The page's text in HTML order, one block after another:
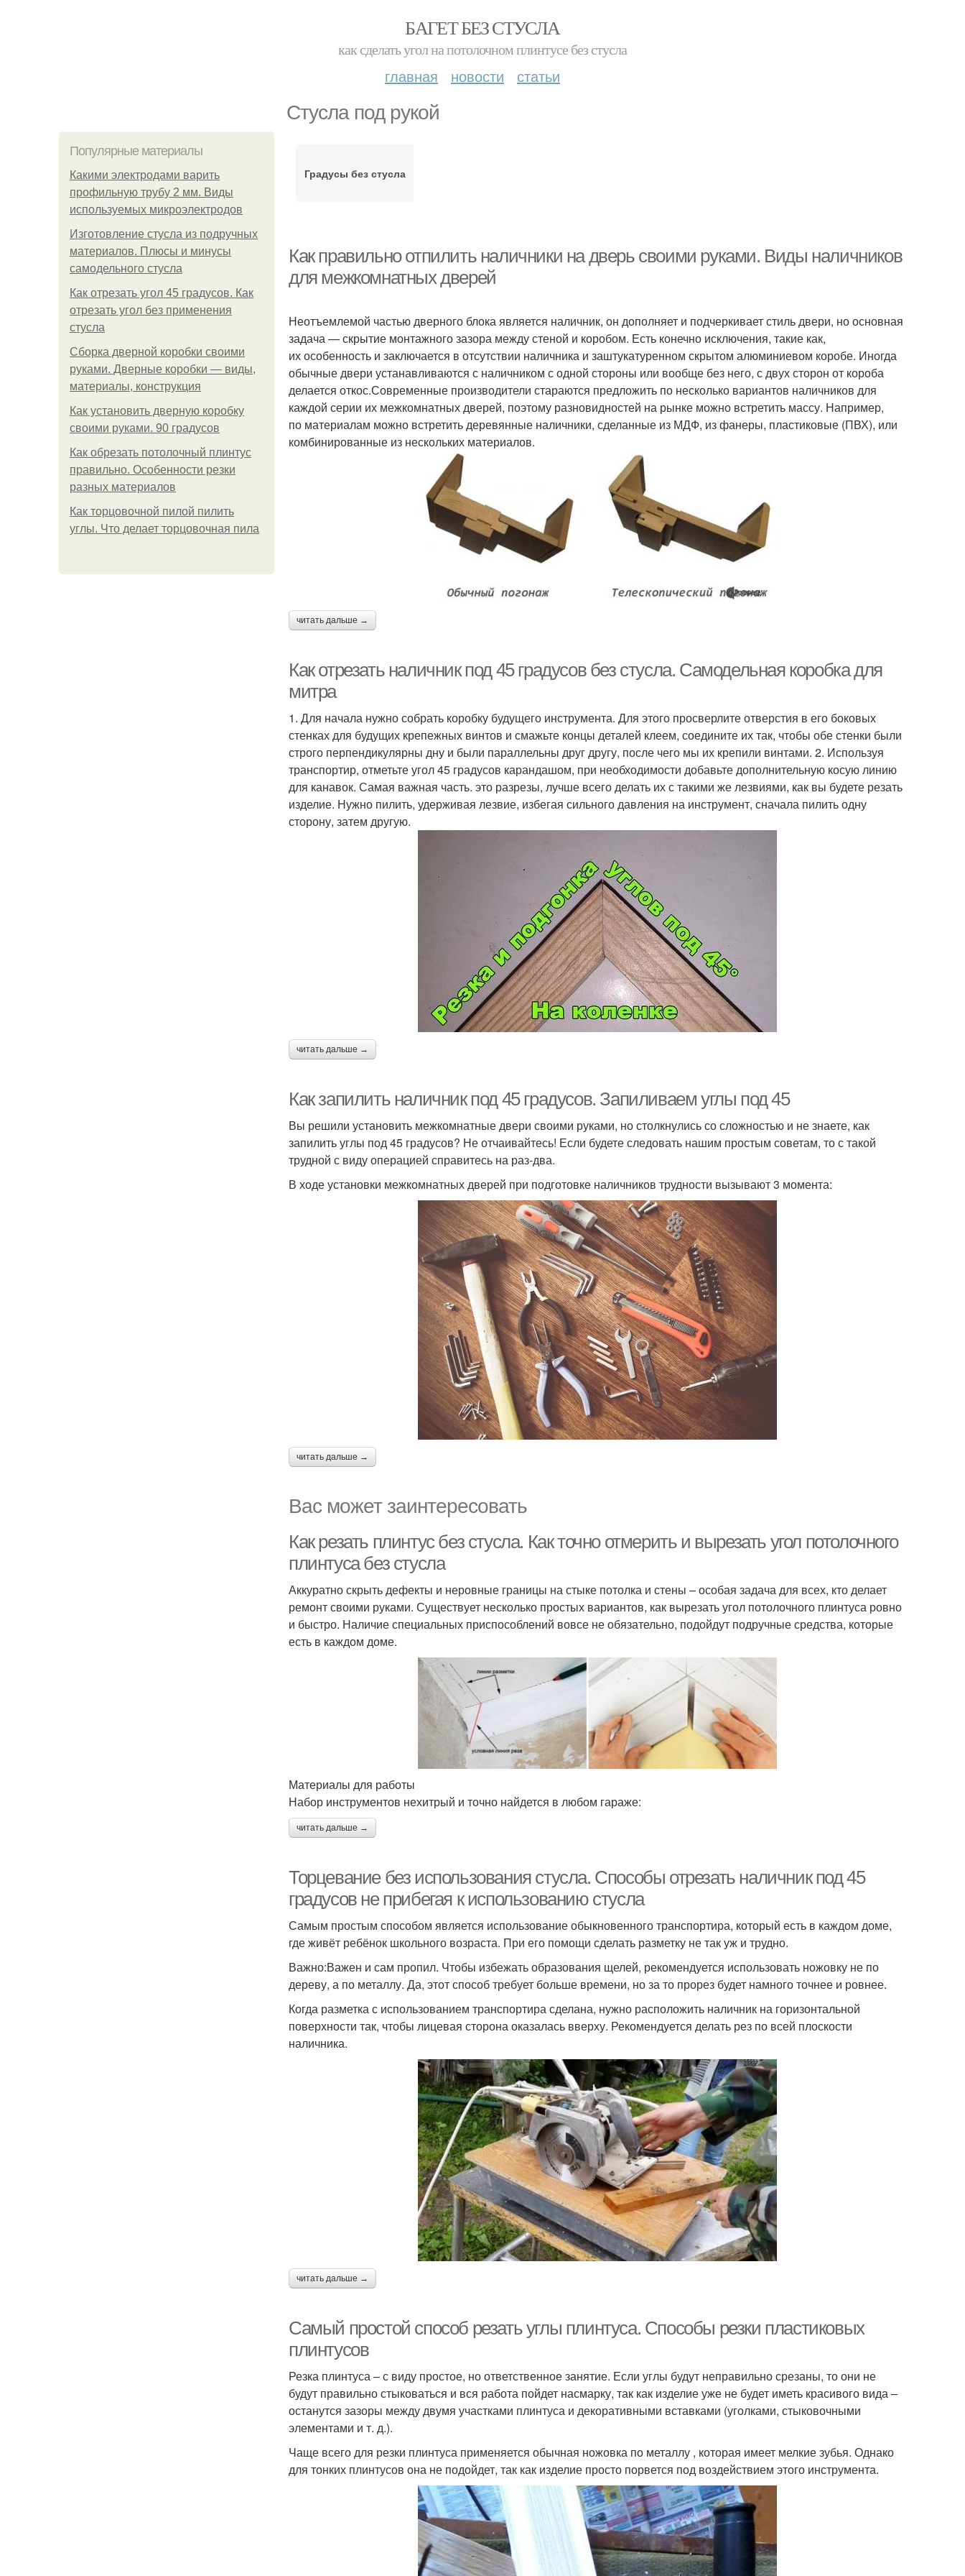
БАГЕТ БЕЗ СТУСЛА
как сделать угол на потолочном плинтусе без стусла
главная новости статьи
Стусла под рукой
Популярные материалы
Какими электродами варить
профильную трубу 2 мм. Виды
используемых микроэлектродов
Изготовление стусла из подручных
материалов. Плюсы и минусы
самодельного стусла
Как отрезать угол 45 градусов. Как
отрезать угол без применения
стусла
Сборка дверной коробки своими
руками. Дверные коробки — виды,
материалы, конструкция
Как установить дверную коробку
своими руками. 90 градусов
Как обрезать потолочный плинтус
правильно. Особенности резки
разных материалов
Как торцовочной пилой пилить
углы. Что делает торцовочная пила
Градусы без стусла
Как правильно отпилить наличники на дверь своими руками. Виды наличников
для межкомнатных дверей
Неотъемлемой частью дверного блока является наличник, он дополняет и подчеркивает стиль двери, но основная
задача — скрытие монтажного зазора между стеной и коробом. Есть конечно исключения, такие как,
их особенность и заключается в отсутствии наличника и заштукатуренном скрытом алюминиевом коробе. Иногда
обычные двери устанавливаются с наличником с одной стороны или вообще без него, с двух сторон от короба
делается откос.Современные производители стараются предложить по несколько вариантов наличников для
каждой серии их межкомнатных дверей, поэтому разновидностей на рынке можно встретить массу. Например,
по материалам можно встретить деревянные наличники, сделанные из МДФ, из фанеры, пластиковые (ПВХ), или
комбинированные из нескольких материалов.
читать дальше →
Как отрезать наличник под 45 градусов без стусла. Самодельная коробка для
митра
1. Для начала нужно собрать коробку будущего инструмента. Для этого просверлите отверстия в его боковых
стенках для будущих крепежных винтов и смажьте концы деталей клеем, соедините их так, чтобы обе стенки были
строго перпендикулярны дну и были параллельны друг другу, после чего мы их крепили винтами. 2. Используя
транспортир, отметьте угол 45 градусов карандашом, при необходимости добавьте дополнительную косую линию
для канавок. Самая важная часть. это разрезы, лучше всего делать их с такими же лезвиями, как вы будете резать
изделие. Нужно пилить, удерживая лезвие, избегая сильного давления на инструмент, сначала пилить одну
сторону, затем другую.
читать дальше →
Как запилить наличник под 45 градусов. Запиливаем углы под 45
Вы решили установить межкомнатные двери своими руками, но столкнулись со сложностью и не знаете, как
запилить углы под 45 градусов? Не отчаивайтесь! Если будете следовать нашим простым советам, то с такой
трудной с виду операцией справитесь на раз-два.
В ходе установки межкомнатных дверей при подготовке наличников трудности вызывают 3 момента:
читать дальше →
Вас может заинтересовать
Как резать плинтус без стусла. Как точно отмерить и вырезать угол потолочного
плинтуса без стусла
Аккуратно скрыть дефекты и неровные границы на стыке потолка и стены – особая задача для всех, кто делает
ремонт своими руками. Существует несколько простых вариантов, как вырезать угол потолочного плинтуса ровно
и быстро. Наличие специальных приспособлений вовсе не обязательно, подойдут подручные средства, которые
есть в каждом доме.
Материалы для работы
Набор инструментов нехитрый и точно найдется в любом гараже:
читать дальше →
Торцевание без использования стусла. Способы отрезать наличник под 45
градусов не прибегая к использованию стусла
Самым простым способом является использование обыкновенного транспортира, который есть в каждом доме,
где живёт ребёнок школьного возраста. При его помощи сделать разметку не так уж и трудно.
Важно:Важен и сам пропил. Чтобы избежать образования щелей, рекомендуется использовать ножовку не по
дереву, а по металлу. Да, этот способ требует больше времени, но за то прорез будет намного точнее и ровнее.
Когда разметка с использованием транспортира сделана, нужно расположить наличник на горизонтальной
поверхности так, чтобы лицевая сторона оказалась вверху. Рекомендуется делать рез по всей плоскости
наличника.
читать дальше →
Самый простой способ резать углы плинтуса. Способы резки пластиковых
плинтусов
Резка плинтуса – с виду простое, но ответственное занятие. Если углы будут неправильно срезаны, то они не
будут правильно стыковаться и вся работа пойдет насмарку, так как изделие уже не будет иметь красивого вида –
останутся зазоры между двумя участками плинтуса и декоративными вставками (уголками, стыковочными
элементами и т. д.).
Чаще всего для резки плинтуса применяется обычная ножовка по металлу , которая имеет мелкие зубья. Однако
для тонких плинтусов она не подойдет, так как изделие просто порвется под воздействием этого инструмента.